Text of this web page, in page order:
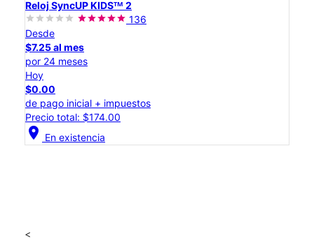
Reloj SyncUP KIDSᵀᴹ 2
136
Desde
$7.25 al mes
por 24 meses
Hoy
$0.00
de pago inicial + impuestos
Precio total: $174.00
location_on En existencia
<